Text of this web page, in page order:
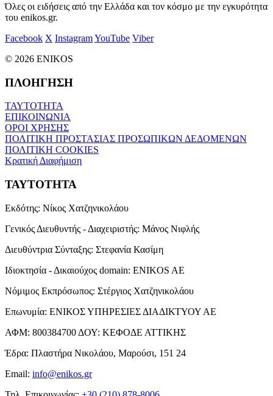
Όλες οι ειδήσεις από την Ελλάδα και τον κόσμο με την εγκυρότητα
του enikos.gr.
Facebook X InstagramYouTube Viber
© 2026 ENIKOS
ΠΛΟΗΓΗΣΗ
ΤΑΥΤΟΤΗΤΑ
ΕΠΙΚΟΙΝΩΝΙΑ
ΟΡΟΙ ΧΡΗΣΗΣ
ΠΟΛΙΤΙΚΗ ΠΡΟΣΤΑΣΙΑΣ ΠΡΟΣΩΠΙΚΩΝ ΔΕΔΟΜΕΝΩΝ
ΠΟΛΙΤΙΚΗ COOKIES
Κρατική Διαφήμιση
ΤΑΥΤΟΤΗΤΑ
Εκδότης: Νίκος Χατζηνικολάου
Γενικός Διευθυντής - Διαχειριστής: Μάνος Νιφλής
Διευθύντρια Σύνταξης: Στεφανία Κασίμη
Ιδιοκτησία - Δικαιούχος domain: ENIKOS AE
Νόμιμος Εκπρόσωπος: Στέργιος Χατζηνικολάου
Επωνυμία: ΕΝΙΚΟΣ ΥΠΗΡΕΣΙΕΣ ΔΙΑΔΙΚΤΥΟΥ ΑΕ
ΑΦΜ: 800384700 ΔΟΥ: ΚΕΦΟΔΕ ΑΤΤΙΚΗΣ
Έδρα: Πλαστήρα Νικολάου, Μαρούσι, 151 24
Email: info@enikos.gr